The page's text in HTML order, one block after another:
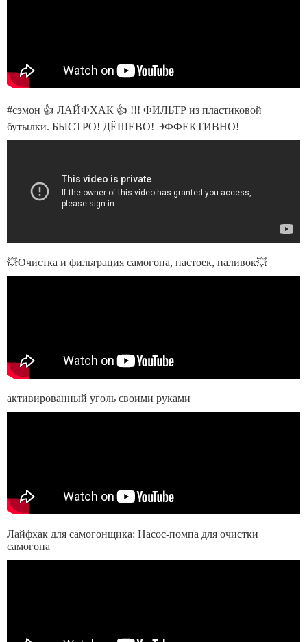
#сэмон 👍 ЛАЙФХАК 👍 !!! ФИЛЬТР из пластиковой
бутылки. БЫСТРО! ДЁШЕВО! ЭФФЕКТИВНО!
💥Очистка и фильтрация самогона, настоек, наливок💥
активированный уголь своими руками
Лайфхак для самогонщика: Насос-помпа для очистки
самогона